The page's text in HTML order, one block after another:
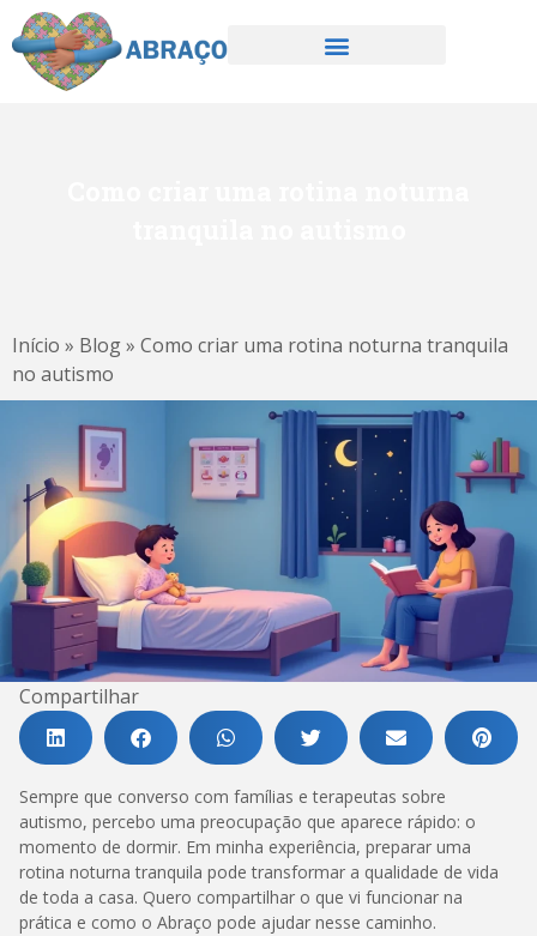
Início » Blog» Como criar uma rotina noturna tranquila
no autismo
Compartilhar
Sempre que converso com famílias e terapeutas sobre
autismo, percebo uma preocupação que aparece rápido: o
momento de dormir. Em minha experiência, preparar uma
rotina noturna tranquila pode transformar a qualidade de vida
de toda a casa. Quero compartilhar o que vi funcionar na
prática e como o Abraço pode ajudar nesse caminho.